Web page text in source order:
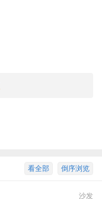
倒序浏览
看全部
沙发